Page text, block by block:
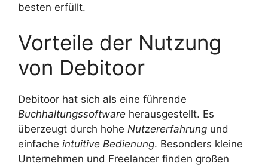
besten erfüllt.
Vorteile der Nutzung
von Debitoor
Debitoor hat sich als eine führende
Buchhaltungssoftware herausgestellt. Es
überzeugt durch hohe Nutzererfahrung und
einfache intuitive Bedienung. Besonders kleine
Unternehmen und Freelancer finden großen